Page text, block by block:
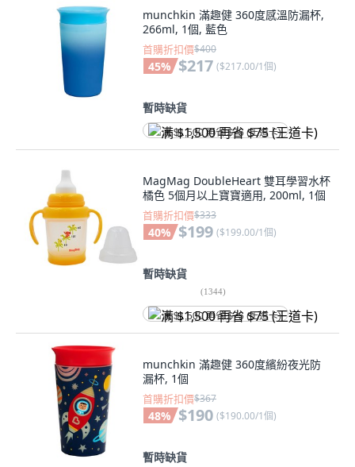
munchkin 滿趣健 360度感溫防漏杯,
266ml, 1個, 藍色
首購折扣價$400
45% $217 ($217.00/1個)
暫時缺貨
满 $1,500 再省 $75 (王道卡)
MagMag DoubleHeart 雙耳學習水杯
橘色 5個月以上寶寶適用, 200ml, 1個
首購折扣價$333
40% $199 ($199.00/1個)
暫時缺貨
(1344)
满 $1,500 再省 $75 (王道卡)
munchkin 滿趣健 360度繽紛夜光防
漏杯, 1個
首購折扣價$367
48% $190 ($190.00/1個)
暫時缺貨